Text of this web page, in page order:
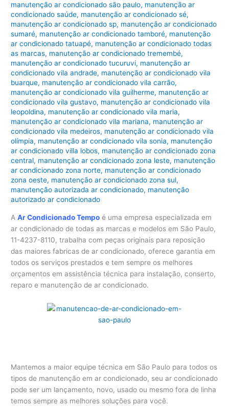
manutenção ar condicionado são paulo, manutenção ar
condicionado saúde, manutenção ar condicionado sé,
manutenção ar condicionado sp, manutenção ar condicionado
sumaré, manutenção ar condicionado tamboré, manutenção
ar condicionado tatuapé, manutenção ar condicionado todas
as marcas, manutenção ar condicionado tremembé,
manutenção ar condicionado tucuruvi, manutenção ar
condicionado vila andrade, manutenção ar condicionado vila
buarque, manutenção ar condicionado vila carrão,
manutenção ar condicionado vila guilherme, manutenção ar
condicionado vila gustavo, manutenção ar condicionado vila
leopoldina, manutenção ar condicionado vila maria,
manutenção ar condicionado vila mariana, manutenção ar
condicionado vila medeiros, manutenção ar condicionado vila
olímpia, manutenção ar condicionado vila sonia, manutenção
ar condicionado villa lobos, manutenção ar condicionado zona
central, manutenção ar condicionado zona leste, manutenção
ar condicionado zona norte, manutenção ar condicionado
zona oeste, manutenção ar condicionado zona sul,
manutenção autorizada ar condicionado, manutenção
autorizado ar condicionado
AAr Condicionado Tempo é uma empresa especializada em
ar condicionado de todas as marcas e modelos em São Paulo,
11-4237-8110, trabalha com peças originais para reposição
das maiores fabricas de ar condicionado, oferece garantia em
todos os serviços prestados e tem sempre os melhores
orçamentos em assistência técnica para instalação, conserto,
reparo e manutenção de ar condicionado.
Mantemos a maior equipe técnica em São Paulo para todos os
tipos de manutenção em ar condicionado, seu ar condicionado
pode ser um lançamento, novo, usado ou mesmo fora de linha
temos sempre as melhores soluções para você.